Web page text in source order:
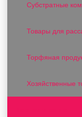
Субстратные
Товары для
Торфяная
Хозяйственные